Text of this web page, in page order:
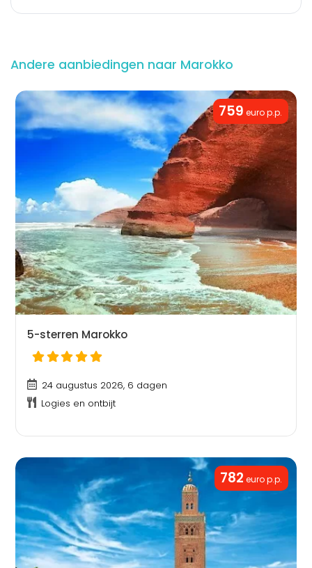
Andere aanbiedingen naar Marokko
759 euro p.p.
5-sterren Marokko
24 augustus 2026, 6 dagen
Logies en ontbijt
782 euro p.p.